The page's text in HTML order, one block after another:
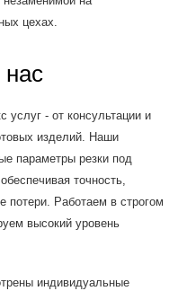
цехах.
- от консультации и
изделий. Наши
параметры резки под
точность,
потери. Работаем в строгом
высокий уровень
индивидуальные